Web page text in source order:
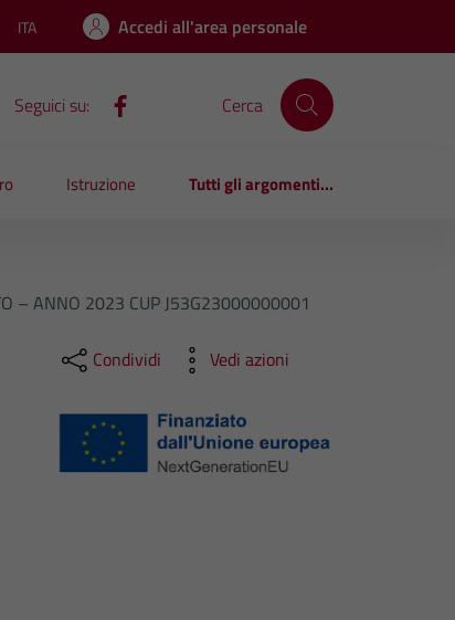
Lingua attiva:
ITA Accedi all'area personale
Seguici su: Cerca
Istruzione Tutti gli argomenti...
– ANNO 2023 CUP J53G23000000001
Condividi Vedi azioni